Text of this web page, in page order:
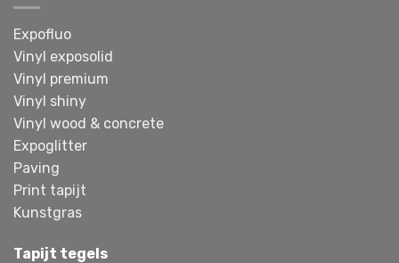
Expofluo
Vinyl exposolid
Vinyl premium
Vinyl shiny
Vinyl wood & concrete
Expoglitter
Paving
Print tapijt
Kunstgras
Tapijt tegels